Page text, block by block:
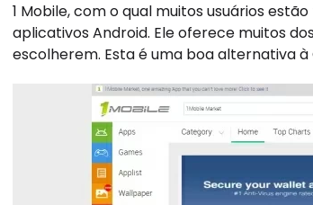
1 Mobile, com o qual muitos usuários
aplicativos Android. Ele oferece muitos
escolherem. Esta é uma boa alternativa à